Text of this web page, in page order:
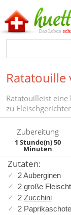
Ratatouille
Ratatouilleist eine
zu
Zubereitung
1 Stunde(n) 50
Minuten
Zutaten:
2 Auberginen
2 große
2 Zucchini
2